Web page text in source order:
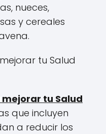
nueces,
y cereales
tu Salud
tu Salud
que incluyen
a reducir los